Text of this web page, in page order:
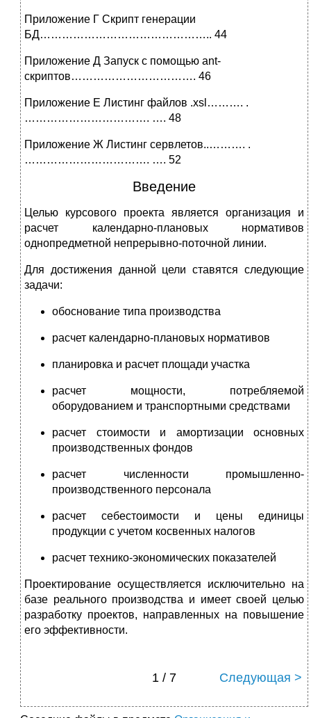
Приложение Г Скрипт генерации
БД……………………………………….. 44
Приложение Д Запуск с помощью ant-
скриптов……………………………. 46
Приложение Е Листинг файлов .xsl………. .
……………………………. …. 48
Приложение Ж Листинг сервлетов..………. .
……………………………. …. 52
Введение
Целью курсового проекта является организация и
расчет календарно-плановых нормативов
однопредметной непрерывно-поточной линии.
Для достижения данной цели ставятся следующие
задачи:
обоснование типа производства
расчет календарно-плановых нормативов
планировка и расчет площади участка
расчет мощности, потребляемой
оборудованием и транспортными средствами
расчет стоимости и амортизации основных
производственных фондов
расчет численности промышленно-
производственного персонала
расчет себестоимости и цены единицы
продукции с учетом косвенных налогов
расчет технико-экономических показателей
Проектирование осуществляется исключительно на
базе реального производства и имеет своей целью
разработку проектов, направленных на повышение
его эффективности.
1 / 7 Следующая >